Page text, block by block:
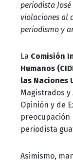
periodista
violaciones al
periodismo y
La Comisión
Humanos
las Naciones
Magistrados
Opinión y de
periodista
Asimismo,